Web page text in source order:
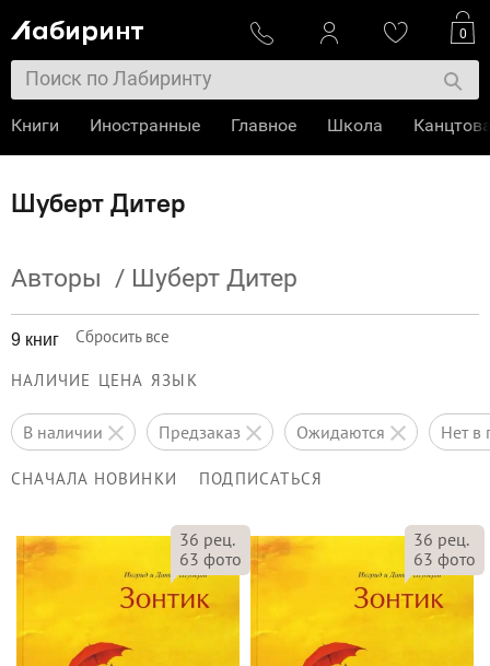
Шуберт Дитер
Авторы / Шуберт Дитер
9 книг Сбросить все
НАЛИЧИЕ ЦЕНА ЯЗЫК
в наличии предзаказ ожидаются нет
СНАЧАЛА НОВИНКИ ПОДПИСАТЬСЯ
36 рец.
63 фото
36 рец.
63 фото
0
Книги Иностранные Главное Школа